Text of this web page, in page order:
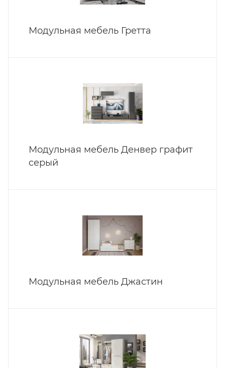
Модульная мебель Гретта
Модульная мебель Денвер графит
серый
Модульная мебель Джастин